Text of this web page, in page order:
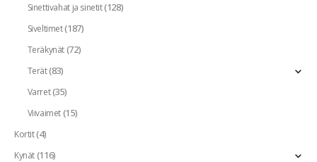
Sinettivahat ja sinetit(128)
Siveltimet(187)
Teräkynät(72)
Terät(83)
Varret(35)
Viivaimet(15)
Kortit(4)
Kynät(116)